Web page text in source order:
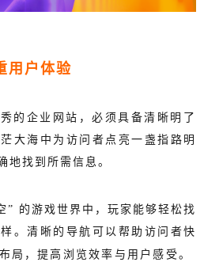
户体验
的企业网站，必须具备清晰明了
大海中为访问者点亮一盏指路明
地找到所需信息。
” 的游戏世界中，玩家能够轻松找
。清晰的导航可以帮助访问者快
局，提高浏览效率与用户感受。